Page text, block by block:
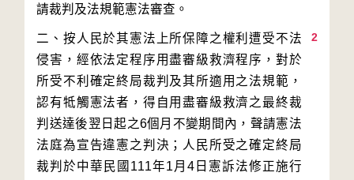
2
二、按人民於其憲法上所保障之權利遭受不法
侵害，經依法定程序用盡審級救濟程序，對於
所受不利確定終局裁判及其所適用之法規範，
認有牴觸憲法者，得自用盡審級救濟之最終裁
判送達後翌日起之6個月不變期間內，聲請憲法
法庭為宣告違憲之判決；人民所受之確定終局
裁判於中華民國111年1月4日憲訴法修正施行